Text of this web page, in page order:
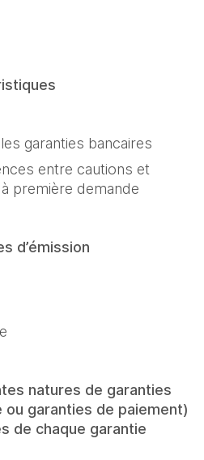
garanties bancaires
entre cautions et
première demande
d’émission
natures de garanties
ou garanties de paiement)
de chaque garantie